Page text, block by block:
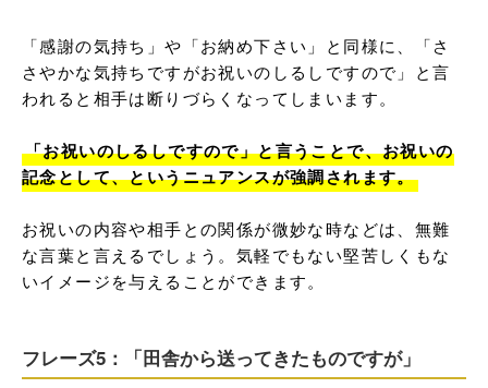
「感謝の気持ち」や「お納め下さい」と同様に、「さ
さやかな気持ちですがお祝いのしるしですので」と言
われると相手は断りづらくなってしまいます。
「お祝いのしるしですので」と言うことで、お祝いの
記念として、というニュアンスが強調されます。
お祝いの内容や相手との関係が微妙な時などは、無難
な言葉と言えるでしょう。気軽でもない堅苦しくもな
いイメージを与えることができます。
フレーズ5：「田舎から送ってきたものですが」